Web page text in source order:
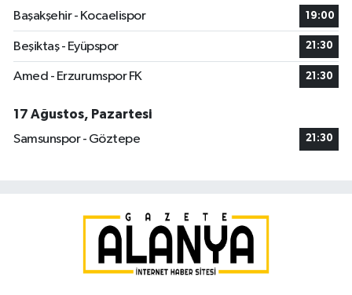
Başakşehir - Kocaelispor
19:00
Beşiktaş - Eyüpspor 21:30
Amed - Erzurumspor FK 21:30
17 Ağustos, Pazartesi
Samsunspor - Göztepe
21:30